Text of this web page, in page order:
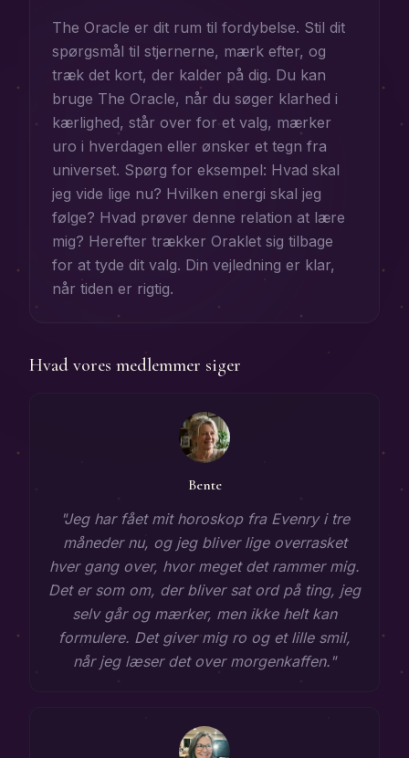
The Oracle er dit rum til fordybelse. Stil dit
spørgsmål til stjernerne, mærk efter, og
træk det kort, der kalder på dig. Du kan
bruge The Oracle, når du søger klarhed i
kærlighed, står over for et valg, mærker
uro i hverdagen eller ønsker et tegn fra
universet. Spørg for eksempel: Hvad skal
jeg vide lige nu? Hvilken energi skal jeg
følge? Hvad prøver denne relation at lære
mig? Herefter trækker Oraklet sig tilbage
for at tyde dit valg. Din vejledning er klar,
når tiden er rigtig.
Hvad vores medlemmer siger
Bente
"Jeg har fået mit horoskop fra Evenry i tre
måneder nu, og jeg bliver lige overrasket
hver gang over, hvor meget det rammer mig.
Det er som om, der bliver sat ord på ting, jeg
selv går og mærker, men ikke helt kan
formulere. Det giver mig ro og et lille smil,
når jeg læser det over morgenkaffen."